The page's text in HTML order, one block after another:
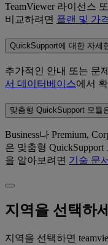
TeamViewer 라이선스
비교하려면 플랜 및 가
QuickSupport에 대한 자세
추가적인 안내 또는 문
서 데이터베이스에서
맞춤형 QuickSupport 모듈
Business나 Premium,
은 맞춤형
을 알아보려면 기술 문
지역을 선택하
지역을 선택하면